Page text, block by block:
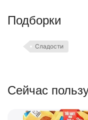
Подборки
Сладости
Сейчас